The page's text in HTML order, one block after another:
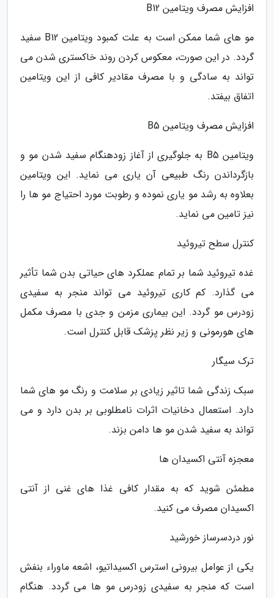
افزایش مصرف ویتامین B12
مو های شما ممکن است به علت کمبود ویتامین B12 سفید
گردد. در این صورت، معکوس کردن روند خاکستری شدن می
تواند به سادگی و با مصرف مقادیر کافی از این ویتامین
اتفاق بیفتد.
افزایش مصرف ویتامین B5
ویتامین B5 به جلوگیری از آغاز زودهنگام سفید شدن مو و
بازگرداندن رنگ طبیعی آن یاری می نماید. این ویتامین
بعلاوه به رشد مو یاری نموده و رطوبت مورد احتیاج مو ها را
نیز تامین می نماید.
کنترل سطح تیروئید
غده تیروئید شما بر تمام عملکرد های حیاتی بدن شما تأثیر
می گذارد. کم کاری تیروئید می تواند منجر به سفیدی
زودرس مو گردد. این بیماری مزمن و جدی با مصرف مکمل
های هورمونی و زیر نظر پزشک قابل کنترل است.
ترک سیگار
سبک زندگی شما تاثیر زیادی بر سلامت و رنگ مو های شما
دارد. استعمال دخانیات اثرات نامطلوبی بر بدن دارد و می
تواند به سفید شدن مو ها دامن بزند.
معجزه آنتی اکسیدان ها
مطمئن شوید که به مقدار کافی غذا های غنی از آنتی
اکسیدان مصرف می کنید.
نور دردسرساز خورشید
یکی از عوامل بیرونی استرس اکسیداتیو، اشعه ماوراء بنفش
است که منجر به سفیدی زودرس مو ها می گردد. هنگام